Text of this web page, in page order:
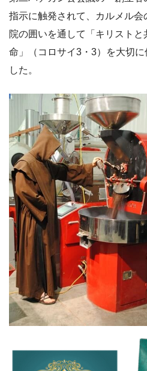
指示に触発されて、カルメル
院の囲いを通して「キリスト
命」（コロサイ3・3）を大切
した。